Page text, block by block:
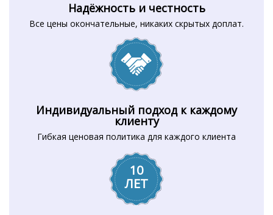
Надёжность и честность
Все цены окончательные, никаких скрытых доплат.
Индивидуальный подход к каждому
клиенту
Гибкая ценовая политика для каждого клиента
10
ЛЕТ